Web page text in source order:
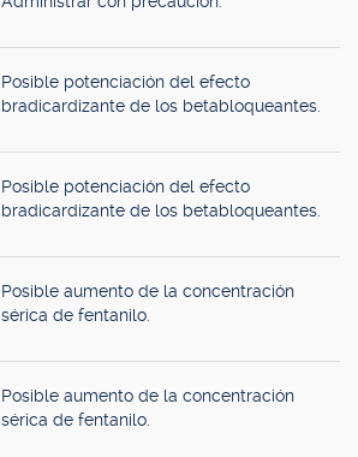
Posible potenciación del efecto
bradicardizante de los betabloqueantes.
Posible potenciación del efecto
bradicardizante de los betabloqueantes.
Posible aumento de la concentración
sérica de fentanilo.
Posible aumento de la concentración
sérica de fentanilo.